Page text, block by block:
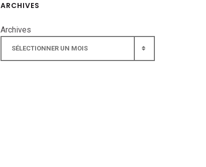
ARCHIVES
Archives
SÉLECTIONNER UN MOIS